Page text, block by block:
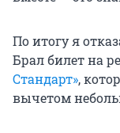
По итогу я
Брал билет на
Стандарт»,
вычетом